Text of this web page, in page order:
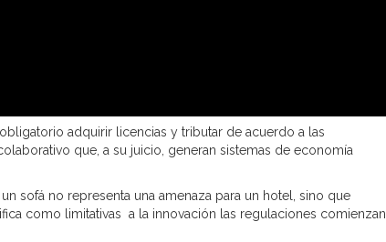
adquirir licencias y tributar de acuerdo a las
que, a su juicio, generan sistemas de economía
sofá no representa una amenaza para un hotel, sino que
como limitativas a la innovación las regulaciones comienzan